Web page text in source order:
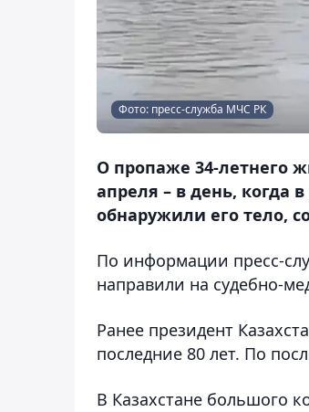
Фото: пресс-служба МЧС РК
О пропаже 34-летнего
апреля – в день, когда
обнаружили его тело,
По информации пресс-
направили на судебно-
Ранее президент
последние 80 лет. По
В Казахстане большого